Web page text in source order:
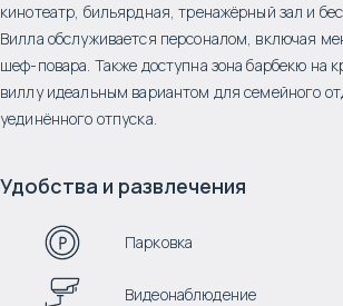
кинотеатр, бильярдная, тренажёрный зал и
Вилла обслуживается персоналом, включая
шеф-повара. Также доступна зона барбекю на
виллу идеальным вариантом для семейного
уединённого отпуска.
Удобства и развлечения
Парковка
Видеонаблюдение